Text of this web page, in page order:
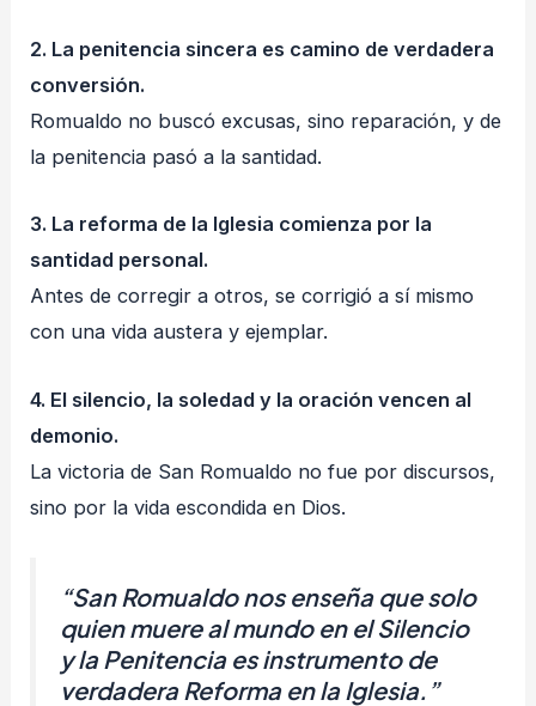
2. La penitencia sincera es camino de verdadera
conversión.
Romualdo no buscó excusas, sino reparación, y de
la penitencia pasó a la santidad.
3. La reforma de la Iglesia comienza por la
santidad personal.
Antes de corregir a otros, se corrigió a sí mismo
con una vida austera y ejemplar.
4. El silencio, la soledad y la oración vencen al
demonio.
La victoria de San Romualdo no fue por discursos,
sino por la vida escondida en Dios.
“San Romualdo nos enseña que solo
quien muere al mundo en el Silencio
y la Penitencia es instrumento de
verdadera Reforma en la Iglesia. ”